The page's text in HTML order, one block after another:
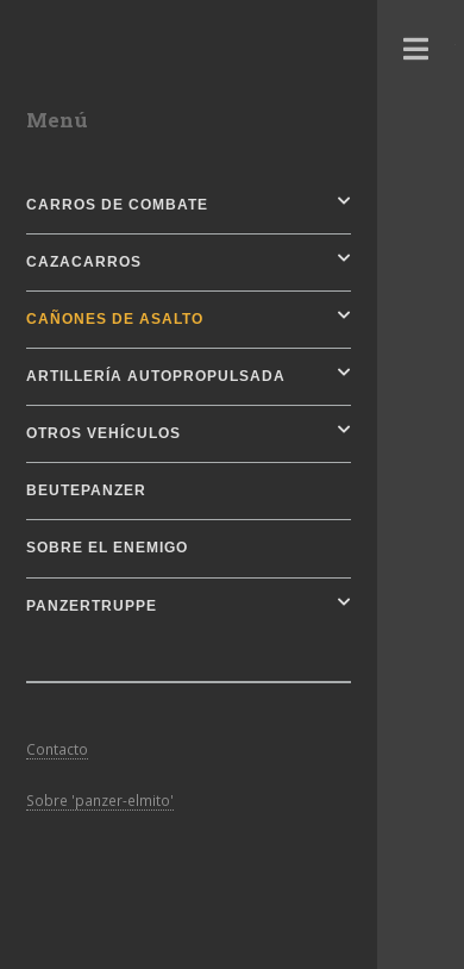
Menú
CARROS DE COMBATE
CAZACARROS
CAÑONES DE ASALTO
ARTILLERÍA AUTOPROPULSADA
OTROS VEHÍCULOS
BEUTEPANZER
SOBRE EL ENEMIGO
PANZERTRUPPE
Contacto
Sobre 'panzer-elmito'